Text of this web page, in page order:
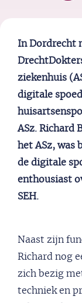
In Dordrecht
ziekenhuis (
digitale
ASz. Richard
hetASz, was
de digitale
enthousiast
SEH.
Naast zijn
Richard nog
zich bezig
techniek en